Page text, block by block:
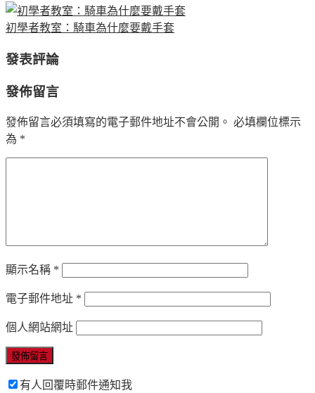
初學者教室：騎車為什麼要戴手套
發表評論
發佈留言
發佈留言必須填寫的電子郵件地址不會公開。 必填欄位標示
為 *
顯示名稱 *
電子郵件地址 *
個人網站網址
有人回覆時郵件通知我